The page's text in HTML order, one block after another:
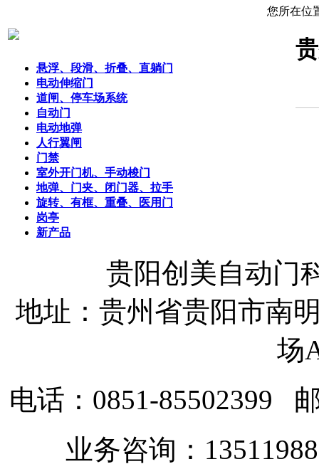
悬浮、段滑、折叠、直躺门
电动伸缩门
道闸、停车场系统
自动门
电动地弹
人行翼闸
门禁
室外开门机、手动梭门
地弹、门夹、闭门器、拉手
旋转、有框、重叠、医用门
岗亭
新产品
您所在位
贵阳创美自动门
地址：贵州省贵阳市南
场
电话：0851-85502399
业务咨询：